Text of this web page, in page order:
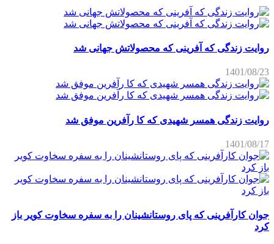
روایت زندگی که آفرینی که محصولاتش جهانی شد
1401/08/23
روایت زندگی همسر شهیدی که کا رآفرین موفق شد
1401/08/17
جوان کارآفرینی که پای روستانشینان را به سفره سخاوت کویر باز
کرد